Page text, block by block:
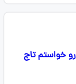
رو خواستم تاج